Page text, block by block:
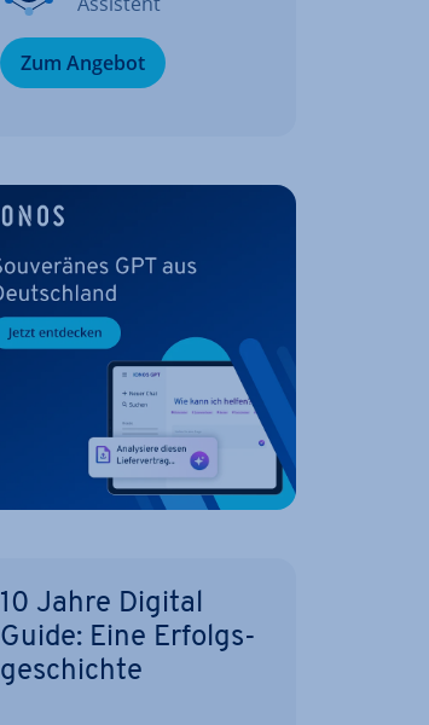
Zum Angebot
10 Jahre Digital
Guide: Eine Er­folgs­
ge­schich­te